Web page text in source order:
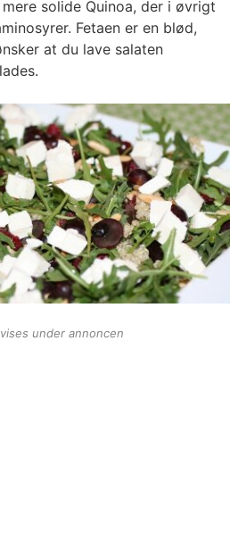
solide Quinoa, der i øvrigt
Fetaen er en blød,
at du lave salaten
under annoncen